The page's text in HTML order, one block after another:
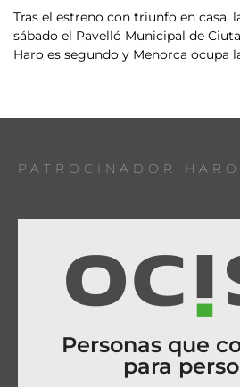
Tras el estreno con triunfo en casa,
sábado el Pavelló Municipal de
Haro es segundo y Menorca ocupa
PATROCINADOR
Personas que
para